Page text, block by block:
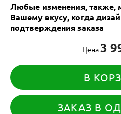
Любые изменения, также,
Вашему вкусу, когда
подтверждения заказа
Цена3
В
ЗАКАЗ В